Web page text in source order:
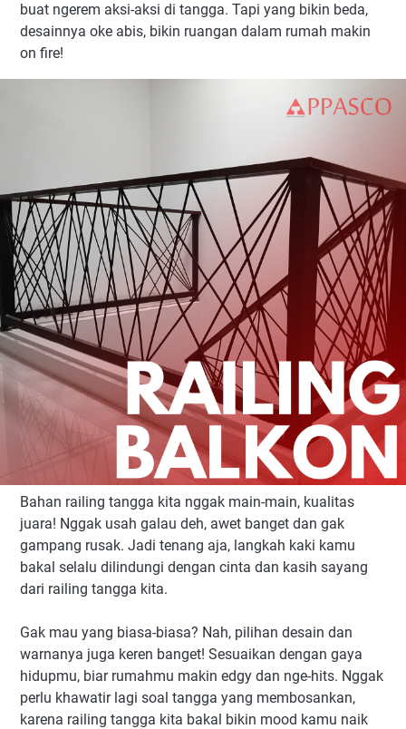
buat ngerem aksi-aksi di tangga. Tapi yang bikin beda,
desainnya oke abis, bikin ruangan dalam rumah makin
on fire!
Bahan railing tangga kita nggak main-main, kualitas
juara! Nggak usah galau deh, awet banget dan gak
gampang rusak. Jadi tenang aja, langkah kaki kamu
bakal selalu dilindungi dengan cinta dan kasih sayang
dari railing tangga kita.
Gak mau yang biasa-biasa? Nah, pilihan desain dan
warnanya juga keren banget! Sesuaikan dengan gaya
hidupmu, biar rumahmu makin edgy dan nge-hits. Nggak
perlu khawatir lagi soal tangga yang membosankan,
karena railing tangga kita bakal bikin mood kamu naik